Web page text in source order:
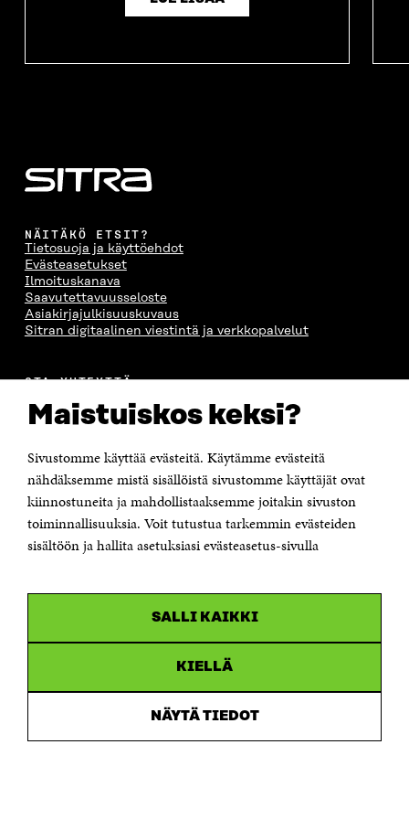
Maistuiskos keksi?
Sivustomme käyttää evästeitä. Käytämme evästeitä
nähdäksemme mistä sisällöistä sivustomme käyttäjät ovat
kiinnostuneita ja mahdollistaaksemme joitakin sivuston
toiminnallisuuksia. Voit tutustua tarkemmin evästeiden
sisältöön ja hallita asetuksiasi evästeasetus-sivulla
SALLI KAIKKI
KIELLÄ
NÄYTÄ TIEDOT
NÄITÄKÖ ETSIT?
Tietosuoja ja käyttöehdot
Evästeasetukset
Ilmoituskanava
Saavutettavuusseloste
Asiakirjajulkisuuskuvaus
Sitran digitaalinen viestintä ja verkkopalvelut
OTA YHTEYTTÄ
Itämerenkatu 11-13, PL 160,
00181 Helsinki
Puhelin +358 294 618 991
Sähköpostiosoite
Saapumisohjeet
Y-tunnus 0202132-3
uudessa
ikkunassaInstagram